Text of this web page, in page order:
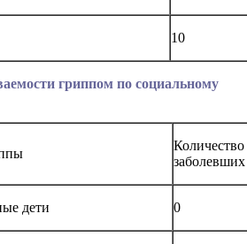
10
гриппом по социальному
Количество
заболевших
дети 0